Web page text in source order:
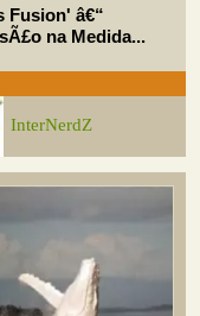
Fusion' â€“
na Medida...
InterNerdZ